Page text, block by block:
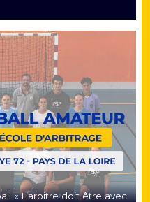
« L’arbitre doit être avec